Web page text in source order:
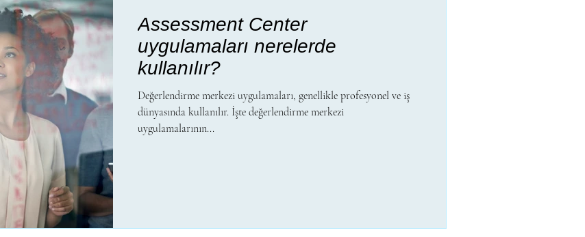
Assessment Center
uygulamaları nerelerde
kullanılır?
Değerlendirme merkezi uygulamaları, genellikle profesyonel ve iş
dünyasında kullanılır. İşte değerlendirme merkezi
uygulamalarının...